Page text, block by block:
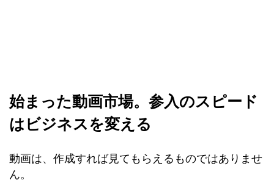
始まった動画市場。参入のスピード
はビジネスを変える
動画は、作成すれば見てもらえるものではありませ
ん。